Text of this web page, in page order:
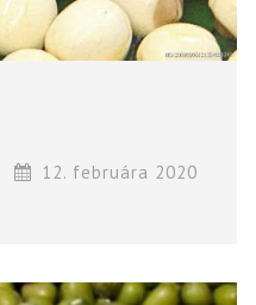
12. februára 2020